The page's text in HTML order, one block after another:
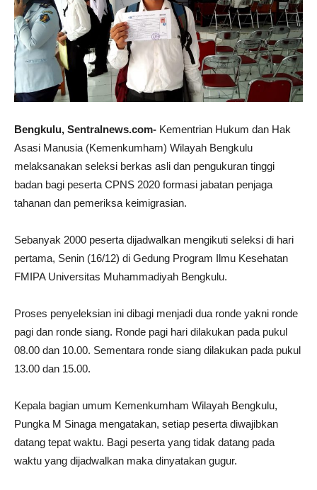
Bengkulu, Sentralnews.com- Kementrian Hukum dan Hak
Asasi Manusia (Kemenkumham) Wilayah Bengkulu
melaksanakan seleksi berkas asli dan pengukuran tinggi
badan bagi peserta CPNS 2020 formasi jabatan penjaga
tahanan dan pemeriksa keimigrasian.
Sebanyak 2000 peserta dijadwalkan mengikuti seleksi di hari
pertama, Senin (16/12) di Gedung Program Ilmu Kesehatan
FMIPA Universitas Muhammadiyah Bengkulu.
Proses penyeleksian ini dibagi menjadi dua ronde yakni ronde
pagi dan ronde siang. Ronde pagi hari dilakukan pada pukul
08.00 dan 10.00. Sementara ronde siang dilakukan pada pukul
13.00 dan 15.00.
Kepala bagian umum Kemenkumham Wilayah Bengkulu,
Pungka M Sinaga mengatakan, setiap peserta diwajibkan
datang tepat waktu. Bagi peserta yang tidak datang pada
waktu yang dijadwalkan maka dinyatakan gugur.